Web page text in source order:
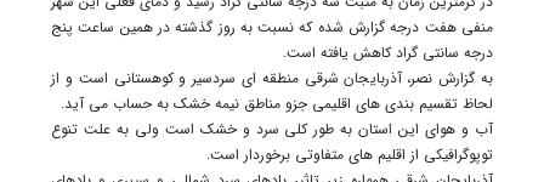
منفی هفت درجه گزارش شده که نسبت به روز گذشته در همین ساعت پنج
درجه سانتی گراد کاهش یافته است.
به گزارش نصر، آذربایجان شرقی منطقه ای سردسیر و کوهستانی است و از
لحاظ تقسیم بندی های اقلیمی جزو مناطق نیمه خشک به حساب می آید.
آب و هوای این استان به طور کلی سرد و خشک است ولی به علت تنوع
توپوگرافیکی از اقلیم های متفاوتی برخوردار است.